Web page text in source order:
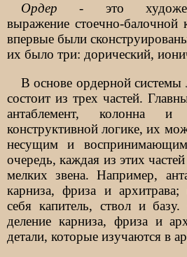
Ордер - это
выражение стоечно-балочной
впервые были
их было три: дорический,
В основе ордерной системы
состоит из трех частей.
антаблемент, колонна и
конструктивной логике, их
несущим и
очередь, каждая из этих
мелких звена. Например,
карниза, фриза и
себя капитель, ствол и базу.
деление карниза, фриза и
детали, которые изучаются в